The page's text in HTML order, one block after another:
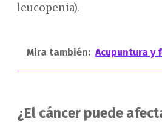
leucopenia).
Mira también: Acupuntura y
¿El cáncer puede